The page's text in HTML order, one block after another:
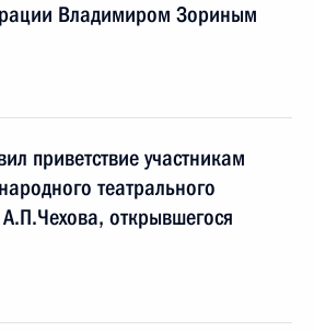
Владимиром Зориным
приветствие участникам
театрального
открывшегося